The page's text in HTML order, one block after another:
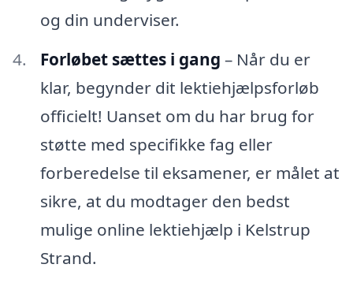
og din underviser.
Forløbet sættes i gang – Når du er
klar, begynder dit lektiehjælpsforløb
officielt! Uanset om du har brug for
støtte med specifikke fag eller
forberedelse til eksamener, er målet at
sikre, at du modtager den bedst
mulige online lektiehjælp i Kelstrup
Strand.